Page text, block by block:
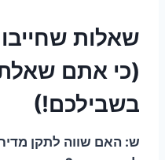
שאלות
(כי אתם
בשבילכם!)